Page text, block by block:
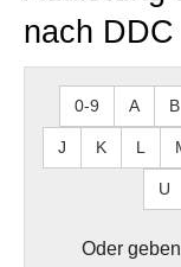
nach DDC
0-9 A B
J K L
U
Oder